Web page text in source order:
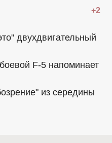
+2
двухдвигательный
F-5 напоминает
из середины